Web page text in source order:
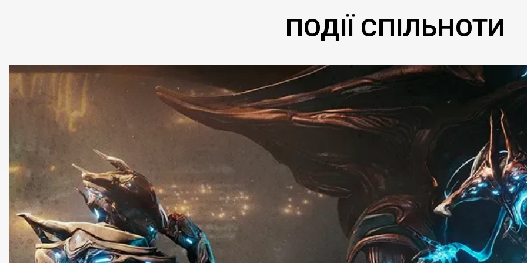
ПОДІЇ СПІЛЬНОТИ